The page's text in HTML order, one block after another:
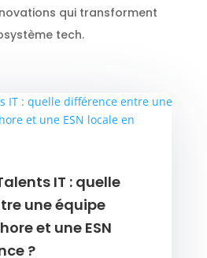
qui transforment
tech.
IT : quelle
une équipe
et une ESN
?